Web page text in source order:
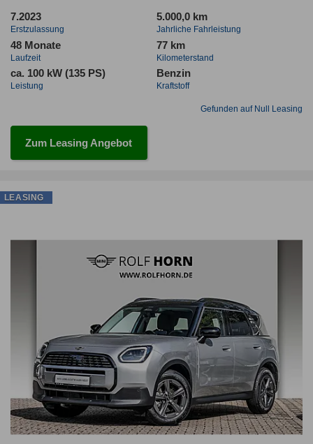
7.2023
Erstzulassung
5.000,0 km
Jahrliche Fahrleistung
48 Monate
Laufzeit
77 km
Kilometerstand
ca. 100 kW (135 PS)
Leistung
Benzin
Kraftstoff
Gefunden auf Null Leasing
Zum Leasing Angebot
LEASING